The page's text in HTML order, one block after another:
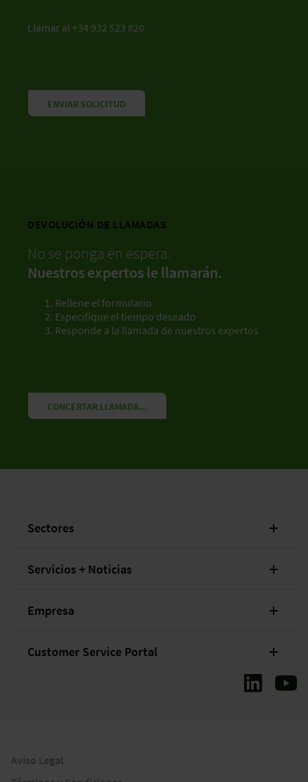
Llamar al +34 932 523 820
ENVIAR SOLICITUD
DEVOLUCIÓN DE LLAMADAS
No se ponga en espera.
Nuestros expertos le llamarán.
Rellene el formulario
Especifique el tiempo deseado
Responde a la llamada de nuestros expertos
CONCERTAR LLAMADA...
Sectores
Servicios + Noticias
Empresa
Customer Service Portal
Aviso Legal